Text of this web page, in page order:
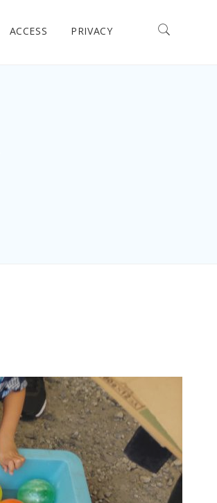
ACCESS PRIVACY